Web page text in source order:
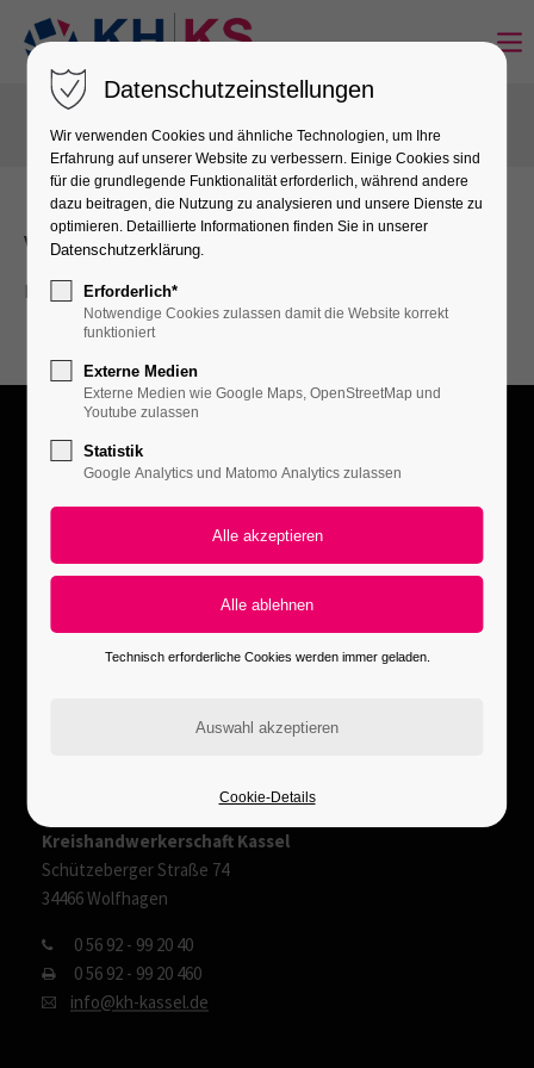
Vielen Dank!
Ihre Anmeldung wurde erfolgreich übermittelt.
Über uns
Die Kreishandwerkerschaft Kassel ist für das Handwerk,
Bedeutung. Sie nimmt als Organisation die
Gesamtinteressen des selbständigen Handwerks sowie die
gemeinsamen Interessen der Handwerksinnungen wahr.
Kassel
Kreishandwerkerschaft Kassel
Scheidemannplatz 2
34117 Kassel
Kreishandwerkerschaft Kassel
Schützeberger Straße 74
34466 Wolfhagen
0 56 92 - 99 20 40
0 56 92 - 99 20 460
info@kh-kassel.de
Datenschutzeinstellungen
Wir verwenden Cookies und ähnliche Technologien, um Ihre
Erfahrung auf unserer Website zu verbessern. Einige Cookies sind
für die grundlegende Funktionalität erforderlich, während andere
dazu beitragen, die Nutzung zu analysieren und unsere Dienste zu
optimieren. Detaillierte Informationen finden Sie in unserer
Datenschutzerklärung.
Erforderlich*
Notwendige Cookies zulassen damit die Website korrekt
funktioniert
Externe Medien
Externe Medien wie Google Maps, OpenStreetMap und
Youtube zulassen
Statistik
Google Analytics und Matomo Analytics zulassen
Technisch erforderliche Cookies werden immer geladen.
Cookie-Details